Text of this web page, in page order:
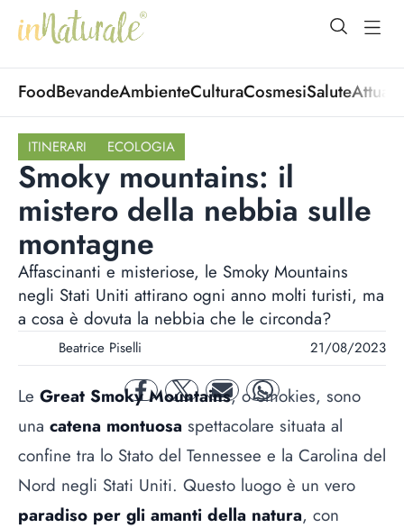
open
FoodBevandeAmbienteCulturaCosmesiSalute
ITINERARI ECOLOGIA
Smoky mountains: il
mistero della nebbia sulle
montagne
Affascinanti e misteriose, le Smoky Mountains
negli Stati Uniti attirano ogni anno molti turisti, ma
a cosa è dovuta la nebbia che le circonda?
Beatrice Piselli 21/08/2023
facebooktwitter mail whatsapp
Le Great Smoky Mountains, o Smokies, sono
una catena montuosa spettacolare situata al
confine tra lo Stato del Tennessee e la Carolina del
Nord negli Stati Uniti. Questo luogo è un vero
paradiso per gli amanti della natura, con